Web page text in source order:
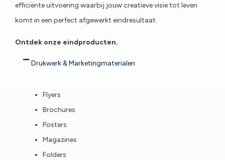
efficiënte uitvoering waarbij jouw creatieve visie tot leven
komt in een perfect afgewerkt eindresultaat.
Ontdek onze eindproducten.
Drukwerk & Marketingmaterialen
Flyers
Brochures
Posters
Magazines
Folders